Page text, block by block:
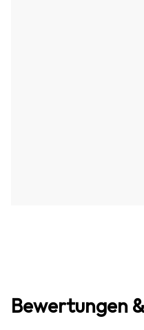
Bewertungen